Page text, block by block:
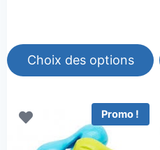
Choix des options
plusieurs
Promo !